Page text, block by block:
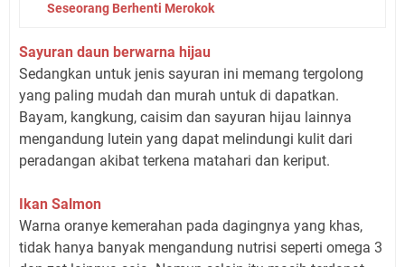
Seseorang Berhenti Merokok
Sayuran daun berwarna hijau
Sedangkan untuk jenis sayuran ini memang tergolong
yang paling mudah dan murah untuk di dapatkan.
Bayam, kangkung, caisim dan sayuran hijau lainnya
mengandung lutein yang dapat melindungi kulit dari
peradangan akibat terkena matahari dan keriput.
Ikan Salmon
Warna oranye kemerahan pada dagingnya yang khas,
tidak hanya banyak mengandung nutrisi seperti omega 3